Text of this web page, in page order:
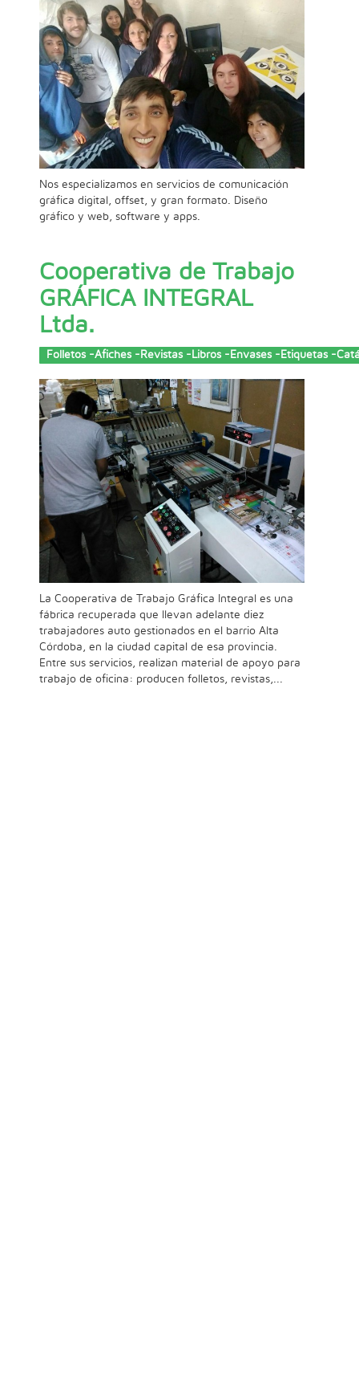
Nos especializamos en servicios de comunicación
gráfica digital, offset, y gran formato. Diseño
gráfico y web, software y apps.
Cooperativa de Trabajo
GRÁFICA INTEGRAL
Ltda.
Folletos -Afiches -Revistas -Libros -Envases -Etiquetas -
La Cooperativa de Trabajo Gráfica Integral es una
fábrica recuperada que llevan adelante diez
trabajadores auto gestionados en el barrio Alta
Córdoba, en la ciudad capital de esa provincia.
Entre sus servicios, realizan material de apoyo para
trabajo de oficina: producen folletos, revistas,...